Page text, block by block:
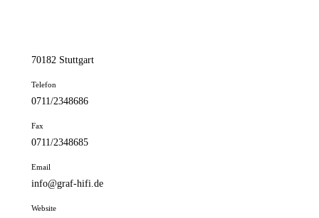
70182 Stuttgart
Telefon
0711/2348686
Fax
0711/2348685
Email
info@graf-hifi.de
Website